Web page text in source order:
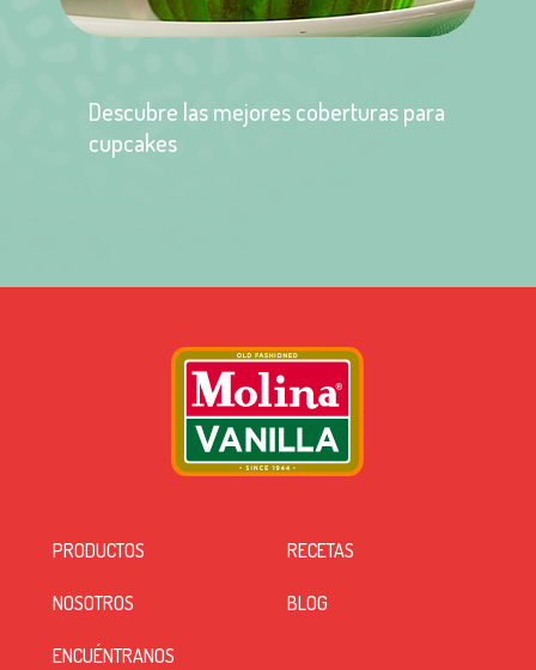
Descubre las mejores coberturas para
cupcakes
PRODUCTOS RECETAS
NOSOTROS BLOG
ENCUÉNTRANOS